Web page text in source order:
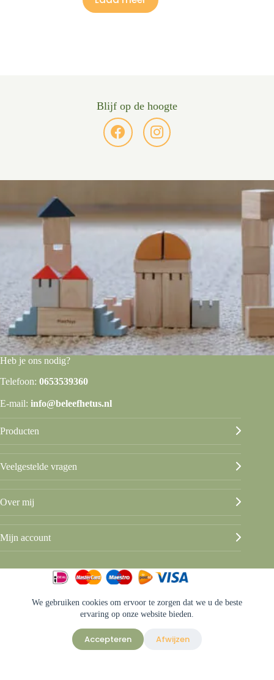
We gebruiken cookies om ervoor te zorgen dat we u de beste
ervaring op onze website bieden.
Accepteren Afwijzen
Blijf op de hoogte
Heb je ons nodig?
Telefoon: 0653539360
E-mail: info@beleefhetus.nl
Producten
Veelgestelde vragen
Over mij
Mijn account
© Beleef het Us
Privacy & disclaimer
Sitemap